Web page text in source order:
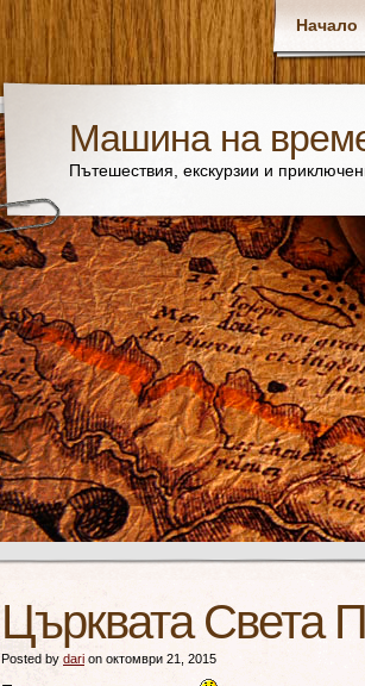
Начало
Машина на
Пътешествия, екскурзии и
Църквата Света
Posted by dari on октомври 21, 2015